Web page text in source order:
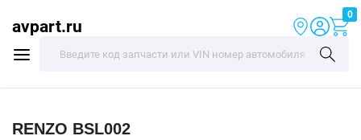
avpart.ru
0
RENZO BSL002